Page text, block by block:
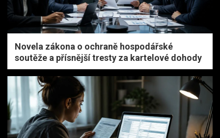
Novela zákona o ochraně hospodářské
soutěže a přísnější tresty za kartelové dohody